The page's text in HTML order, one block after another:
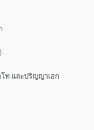
ท และปริญญาเอก